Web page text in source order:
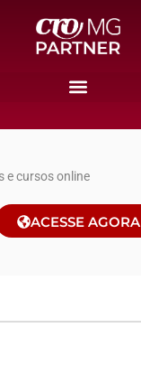
e cursos online
ACESSE AGORA